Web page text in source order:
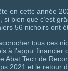
en cette année
bien que c’est
56 nichoirs ont
tous ces
à l’appui
Abat.Tech de
2021 et le retour